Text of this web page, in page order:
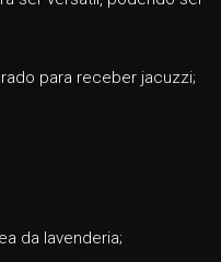
para receber jacuzzi;
da lavenderia;